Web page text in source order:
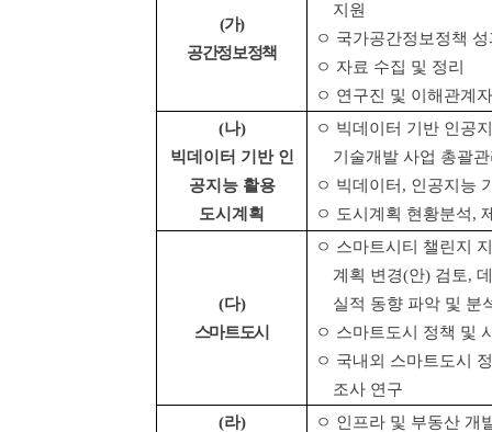
(가)
공간정보정책
지원
ㅇ 국가공간정보정책
ㅇ 자료 수집 및 정리
ㅇ 연구진 및 이해관계
(나)
빅데이터 기반 인
공지능 활용
도시계획
ㅇ 빅데이터 기반 인공
기술개발 사업 총괄
ㅇ 빅데이터 , 인공지능
ㅇ 도시계획 현황분석,
(다)
스마트도시
ㅇ 스마트시티 챌린지
계획 변경(안) 검토,
실적 동향 파악 및 분
ㅇ 스마트도시 정책 및
ㅇ 국내외 스마트도시
조사 연구
(라)
ㅇ 인프라 및 부동산 개